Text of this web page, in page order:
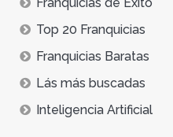
Top 20 Franquicias
Franquicias Baratas
Lás más buscadas
Inteligencia Artificial